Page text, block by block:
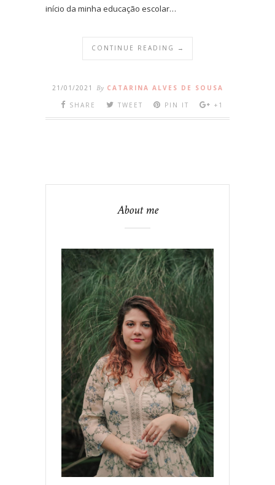
início da minha educação escolar…
CONTINUE READING →
21/01/2021 By CATARINA ALVES DE SOUSA
SHARE
TWEET PIN IT +1
About me